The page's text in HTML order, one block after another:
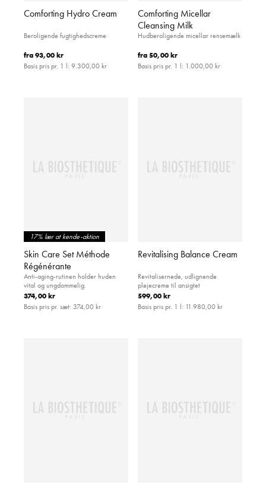
Comforting Hydro Cream
Beroligende fugtighedscreme
fra93,00 kr
Basis pris pr. 1 l: 9.300,00 kr
Comforting Micellar
Cleansing Milk
Hudberoligende micellar rensemælk
fra50,00 kr
Basis pris pr. 1 l: 1.000,00 kr
17% lær at kende-aktion
Skin Care Set Méthode
Régénérante
Anti-aging-rutinen holder huden
vital og ungdommelig.
374,00 kr
Basis pris pr. sæt: 374,00 kr
Revitalising Balance Cream
Revitalisernede, udlignende
plejecreme til ansigtet
599,00 kr
Basis pris pr. 1 l: 11.980,00 kr